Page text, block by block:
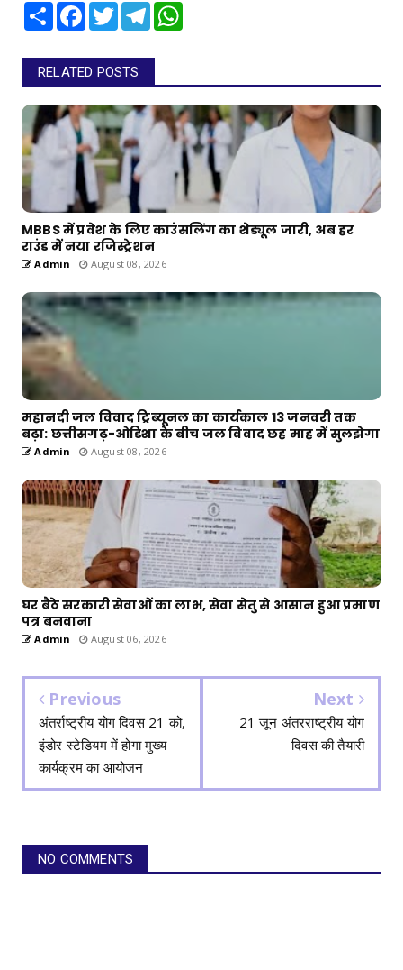
Share Facebook
TwitterTelegram
RELATED POSTS
MBBS में प्रवेश के लिए काउंसलिंग का शेड्यूल जारी, अब हर
राउंड में नया रजिस्ट्रेशन
Admin August 08, 2026
महानदी जल विवाद ट्रिब्यूनल का कार्यकाल 13 जनवरी तक
बढ़ा: छत्तीसगढ़-ओडिशा के बीच जल विवाद छह माह में सुलझेगा
Admin August 08, 2026
घर बैठे सरकारी सेवाओं का लाभ, सेवा सेतु से आसान हुआ प्रमाण
पत्र बनवाना
Admin August 06, 2026
Previous
अंतर्राष्ट्रीय योग दिवस 21 को,
इंडोर स्टेडियम में होगा मुख्य
कार्यक्रम का आयोजन
Next
21 जून अंतरराष्ट्रीय योग
दिवस की तैयारी
NO COMMENTS